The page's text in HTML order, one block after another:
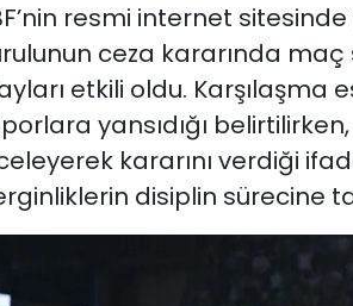
resmi internet
ceza kararında
etkili oldu. Karşılaşma
yansıdığı
kararını verdiği
disiplin sürecine